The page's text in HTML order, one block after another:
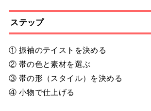
ステップ
① 振袖のテイストを決める
② 帯の色と素材を選ぶ
③ 帯の形（スタイル）を決める
④ 小物で仕上げる